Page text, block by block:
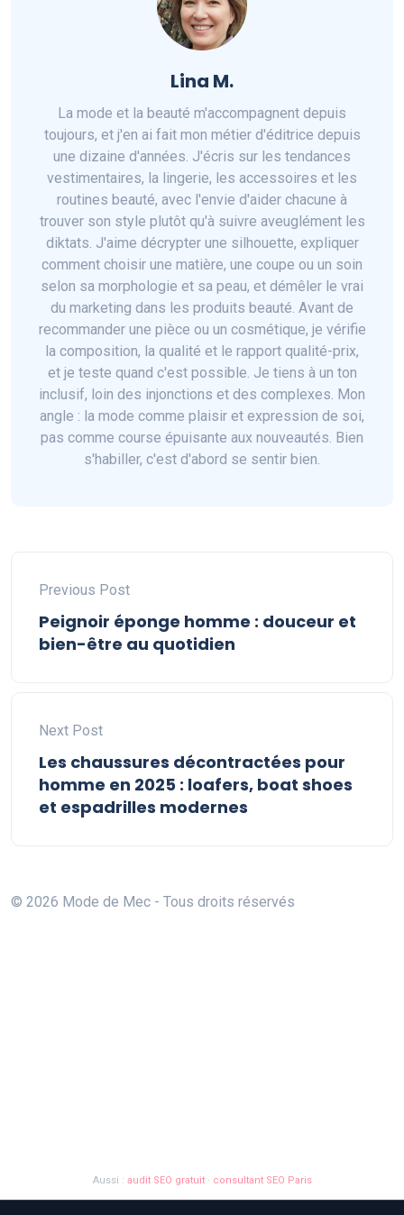
Lina M.
La mode et la beauté m'accompagnent depuis
toujours, et j'en ai fait mon métier d'éditrice depuis
une dizaine d'années. J'écris sur les tendances
vestimentaires, la lingerie, les accessoires et les
routines beauté, avec l'envie d'aider chacune à
trouver son style plutôt qu'à suivre aveuglément les
diktats. J'aime décrypter une silhouette, expliquer
comment choisir une matière, une coupe ou un soin
selon sa morphologie et sa peau, et démêler le vrai
du marketing dans les produits beauté. Avant de
recommander une pièce ou un cosmétique, je vérifie
la composition, la qualité et le rapport qualité-prix,
et je teste quand c'est possible. Je tiens à un ton
inclusif, loin des injonctions et des complexes. Mon
angle : la mode comme plaisir et expression de soi,
pas comme course épuisante aux nouveautés. Bien
s'habiller, c'est d'abord se sentir bien.
Previous Post
Peignoir éponge homme : douceur et
bien-être au quotidien
Next Post
Les chaussures décontractées pour
homme en 2025 : loafers, boat shoes
et espadrilles modernes
© 2026 Mode de Mec - Tous droits réservés
Aussi : audit SEO gratuit· consultant SEO Paris